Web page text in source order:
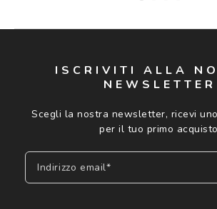
ISCRIVITI ALLA
NEWSLETTER
Scegli la nostra newsletter, ricevi
per il tuo primo
Indirizzo email*